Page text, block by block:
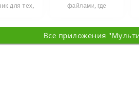
для тех,
файлами, где
Все приложения